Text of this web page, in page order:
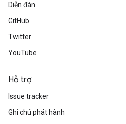
Diễn đàn
GitHub
Twitter
YouTube
Hỗ trợ
Issue tracker
Ghi chú phát hành